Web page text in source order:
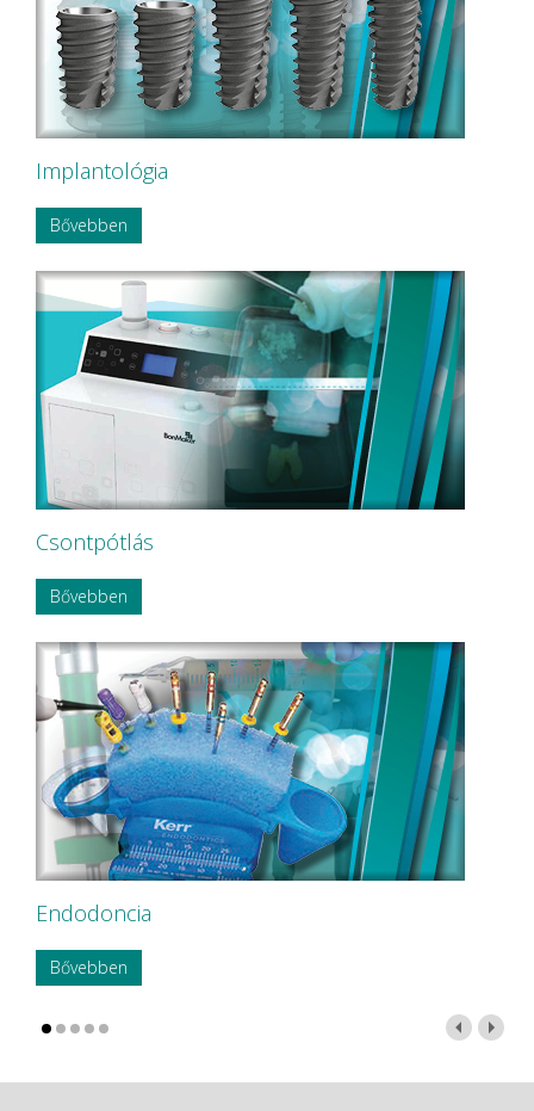
Implantológia
Bővebben
Csontpótlás
Bővebben
Endodoncia
Bővebben